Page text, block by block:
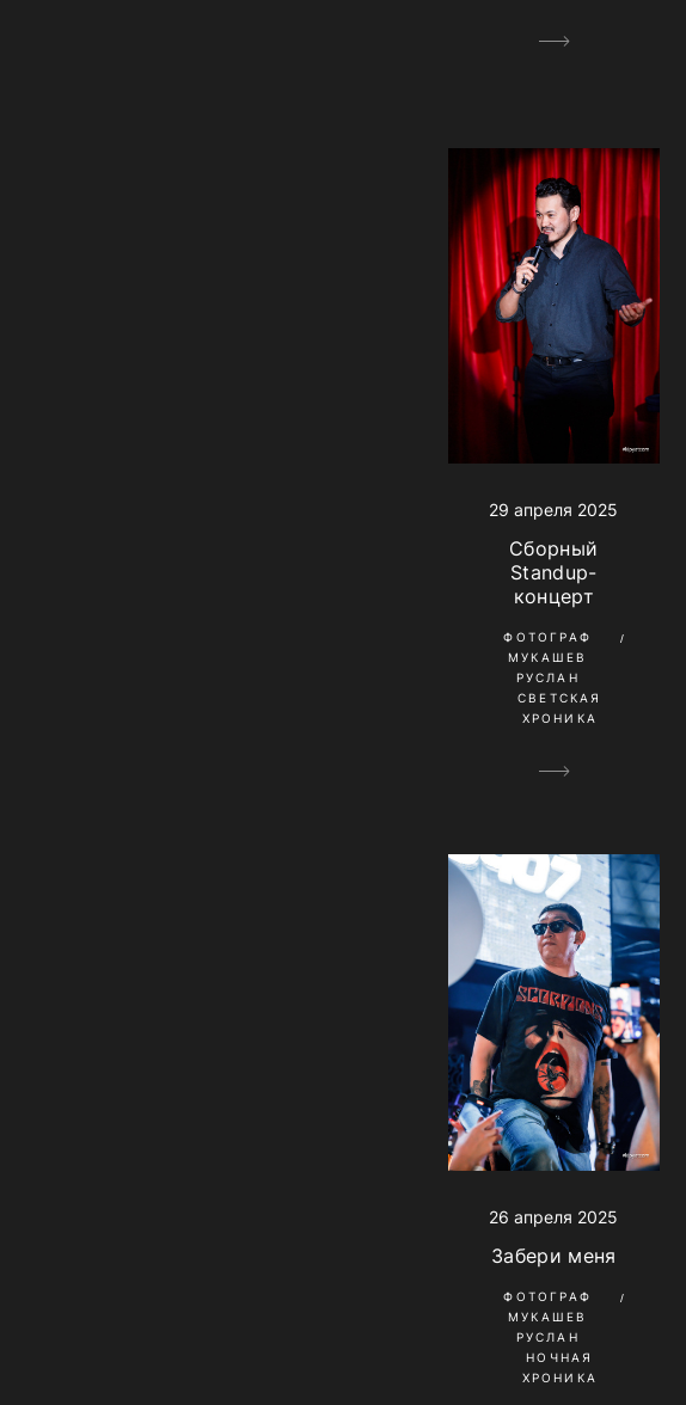
29 апреля 2025
Сборный
Standup-
концерт
ФОТОГРАФ
МУКАШЕВ
РУСЛАН
СВЕТСКАЯ
ХРОНИКА
26 апреля 2025
Забери меня
ФОТОГРАФ
МУКАШЕВ
РУСЛАН
НОЧНАЯ
ХРОНИКА